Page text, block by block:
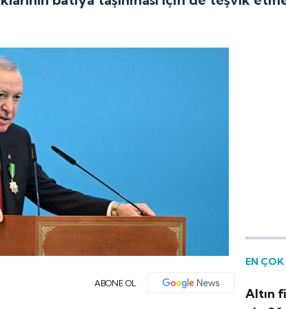
ABONE OL
EN
Altın